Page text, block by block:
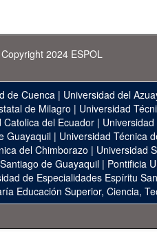
Copyright 2024 ESPOL
de Cuenca | Universidad del
de Milagro | Universidad
Catolica del Ecuador|
Guayaquil | Universidad Técnica
del Chimborazo | Universidad
de Guayaquil | Pontificia
de Especialidades Espíritu
Educación Superior, Ciencia,